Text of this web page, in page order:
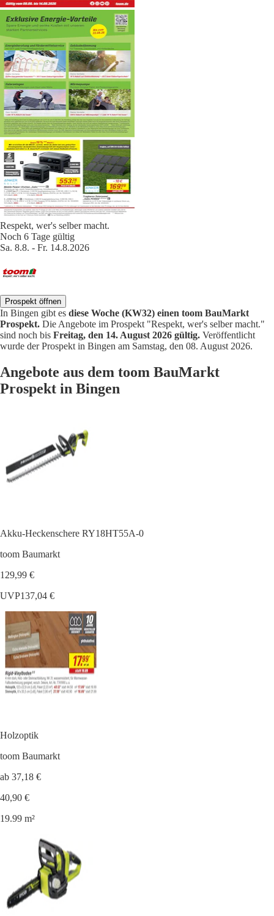
Respekt, wer's selber macht.
Noch 6 Tage gültig
Sa. 8.8. - Fr. 14.8.2026
Prospekt öffnen
In Bingen gibt es diese Woche (KW32) einen toom BauMarkt
Prospekt. Die Angebote im Prospekt "Respekt, wer's selber macht."
sind noch bis Freitag, den 14. August 2026 gültig. Veröffentlicht
wurde der Prospekt in Bingen am Samstag, den 08. August 2026.
Angebote aus dem toom BauMarkt
Prospekt in Bingen
Akku-Heckenschere RY18HT55A-0
toom Baumarkt
129,99 €
UVP137,04 €
Holzoptik
toom Baumarkt
ab 37,18 €
40,90 €
19.99 m²